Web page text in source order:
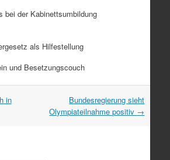
bei der Kabinettsumbildung
als Hilfestellung
und Besetzungscouch
in
Bundesregierung sieht
Olympiateilnahme positiv →